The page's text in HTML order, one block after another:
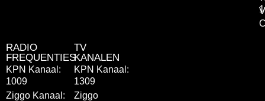
RADIO
FREQUENTIES
KPN Kanaal:
1009
Ziggo Kanaal:
TV
KANALEN
KPN Kanaal:
1309
Ziggo